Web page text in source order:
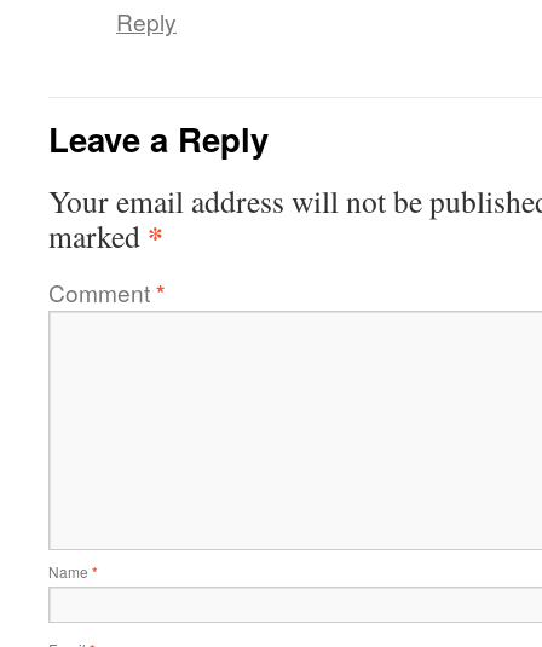
Reply
Leave a Reply
Your email address will not be
marked *
Comment*
Name *